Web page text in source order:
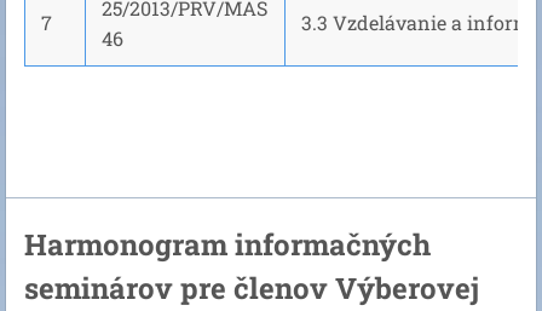
7
25/2013/PRV/MAS
46
3.3 Vzdelávanie a
Harmonogram informačných
seminárov pre členov Výberovej